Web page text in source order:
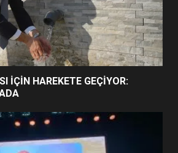
2026’DA TÜRK BAHARATI
TEMSİL ETTİ?
EİB’DE KRİTİK ATAMA:
SÜRDÜRÜLEBİLİRLİKTE NE
İÇİN HAREKETE GEÇİYOR: